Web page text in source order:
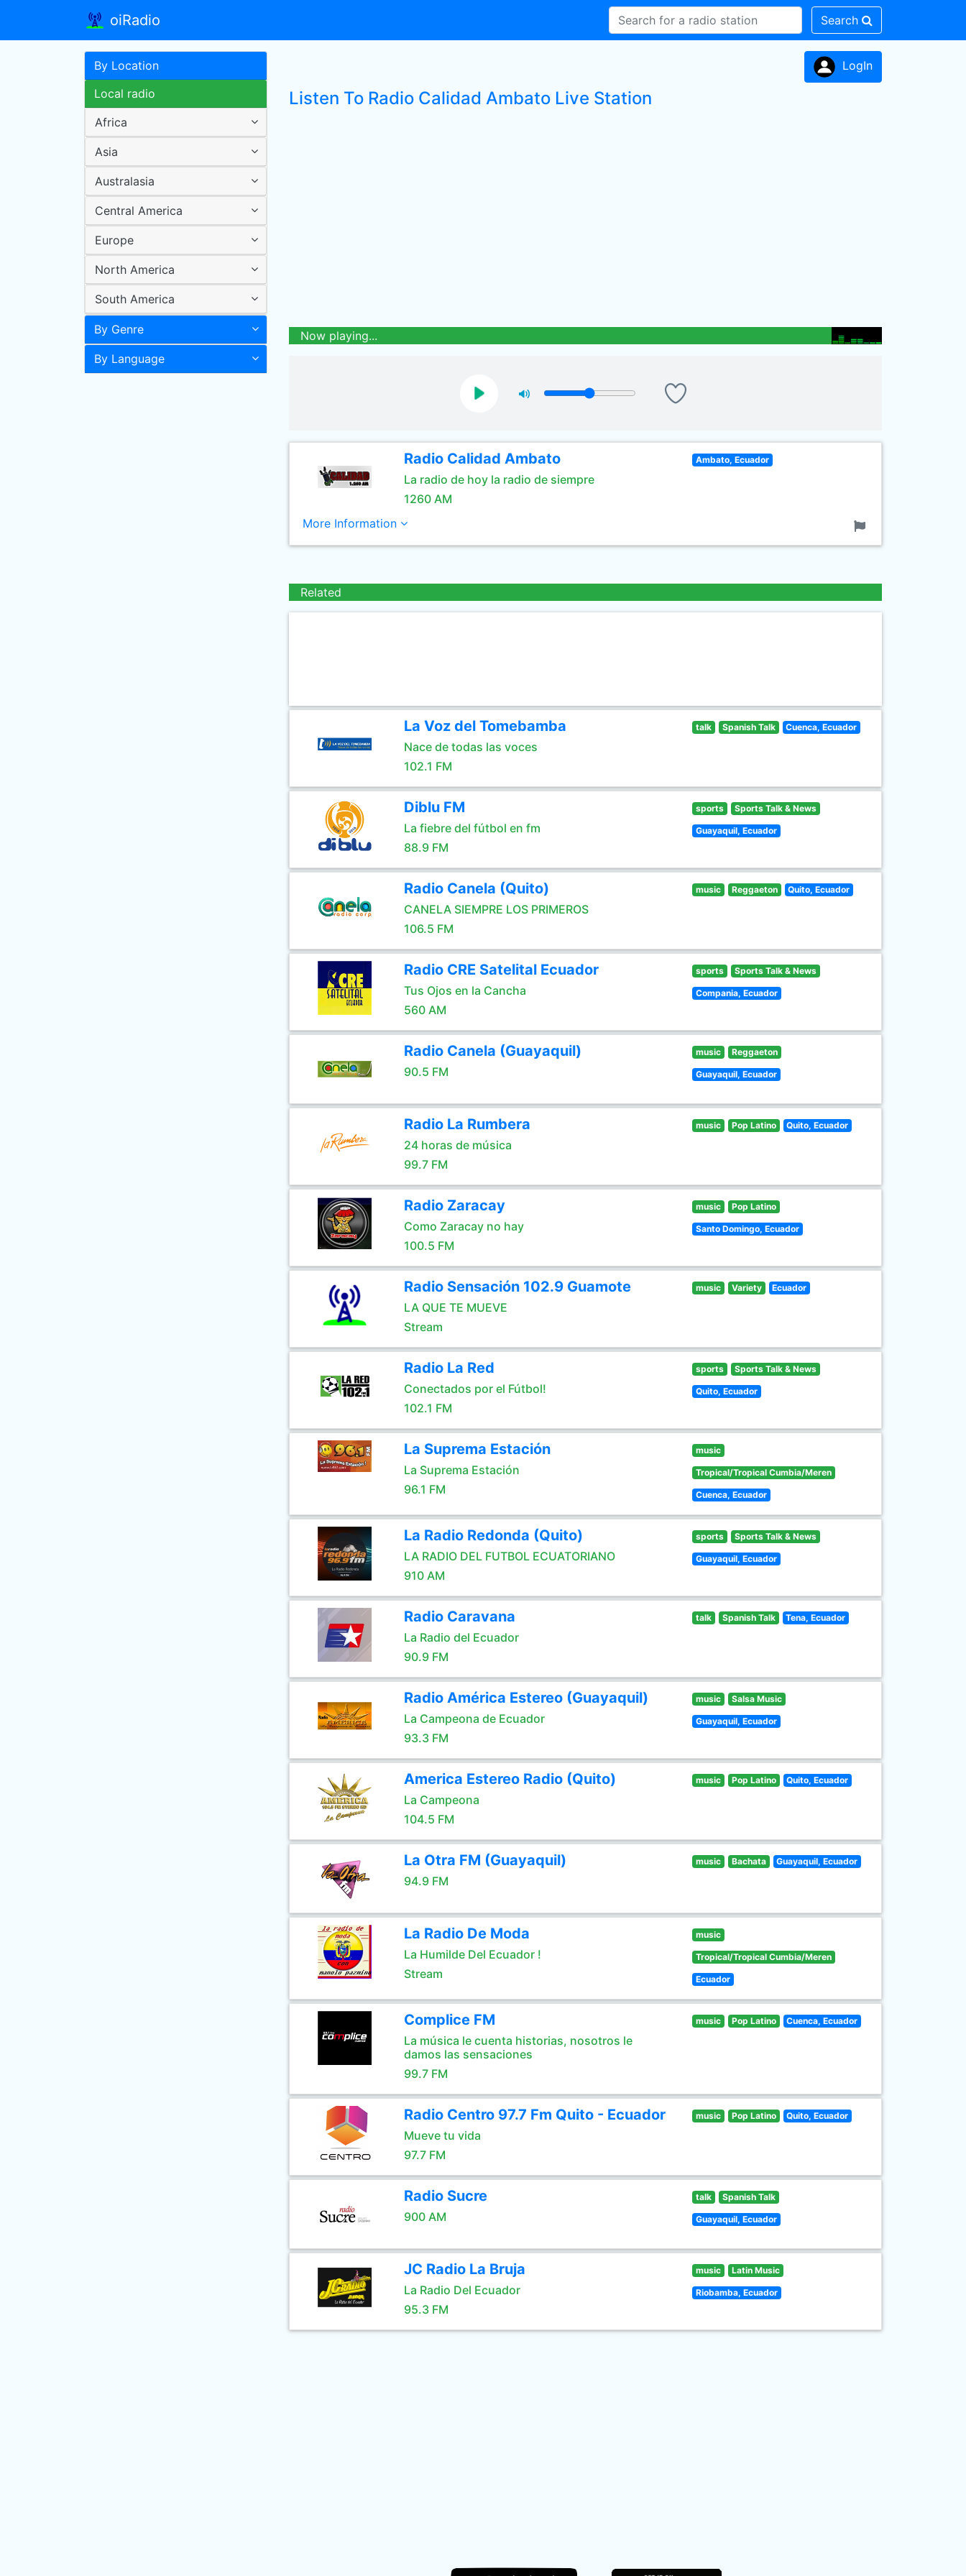
oiRadio Search
By Location
Local radio
Africa
Asia
Australasia
Central America
Europe
North America
South America
By Genre
By Language
LogIn
Listen To Radio Calidad Ambato Live Station
Now playing...
Radio Calidad Ambato
La radio de hoy la radio de siempre
1260 AM
Ambato, Ecuador
More Information
Related
La Voz del Tomebamba
Nace de todas las voces
102.1 FM
talk Spanish Talk Cuenca, Ecuador
Diblu FM
La fiebre del fútbol en fm
88.9 FM
sports Sports Talk & News
Guayaquil, Ecuador
Radio Canela (Quito)
CANELA SIEMPRE LOS PRIMEROS
106.5 FM
music Reggaeton Quito, Ecuador
Radio CRE Satelital Ecuador
Tus Ojos en la Cancha
560 AM
sports Sports Talk & News
Compania, Ecuador
Radio Canela (Guayaquil)
90.5 FM
music Reggaeton
Guayaquil, Ecuador
Radio La Rumbera
24 horas de música
99.7 FM
music Pop Latino Quito, Ecuador
Radio Zaracay
Como Zaracay no hay
100.5 FM
music Pop Latino
Santo Domingo, Ecuador
Radio Sensación 102.9 Guamote
LA QUE TE MUEVE
Stream
music Variety Ecuador
Radio La Red
Conectados por el Fútbol!
102.1 FM
sports Sports Talk & News
Quito, Ecuador
La Suprema Estación
La Suprema Estación
96.1 FM
music
Tropical/Tropical Cumbia/Meren
Cuenca, Ecuador
La Radio Redonda (Quito)
LA RADIO DEL FUTBOL ECUATORIANO
910 AM
sports Sports Talk & News
Guayaquil, Ecuador
Radio Caravana
La Radio del Ecuador
90.9 FM
talk Spanish Talk Tena, Ecuador
Radio América Estereo (Guayaquil)
La Campeona de Ecuador
93.3 FM
music Salsa Music
Guayaquil, Ecuador
America Estereo Radio (Quito)
La Campeona
104.5 FM
music Pop Latino Quito, Ecuador
La Otra FM (Guayaquil)
94.9 FM
music Bachata Guayaquil, Ecuador
La Radio De Moda
La Humilde Del Ecuador !
Stream
music
Tropical/Tropical Cumbia/Meren
Ecuador
Complice FM
La música le cuenta historias, nosotros le
damos las sensaciones
99.7 FM
music Pop Latino Cuenca, Ecuador
Radio Centro 97.7 Fm Quito - Ecuador
Mueve tu vida
97.7 FM
music Pop Latino Quito, Ecuador
Radio Sucre
900 AM
talk Spanish Talk
Guayaquil, Ecuador
JC Radio La Bruja
La Radio Del Ecuador
95.3 FM
music Latin Music
Riobamba, Ecuador